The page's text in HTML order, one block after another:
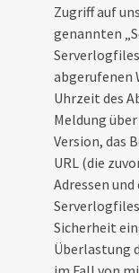
Zugriff auf
genannten
abgerufenen
Uhrzeit des
Meldung
Version, das
URL (die
Adressen
Sicherheit
Überlastung